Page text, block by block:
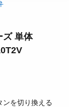
ズ 単体
ンを切り換える